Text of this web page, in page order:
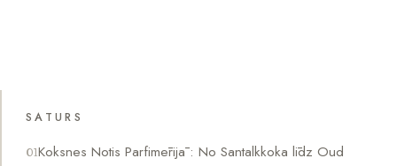
SATURS
Koksnes Notis Parfimērijā : No Santalkkoka līdz Oud